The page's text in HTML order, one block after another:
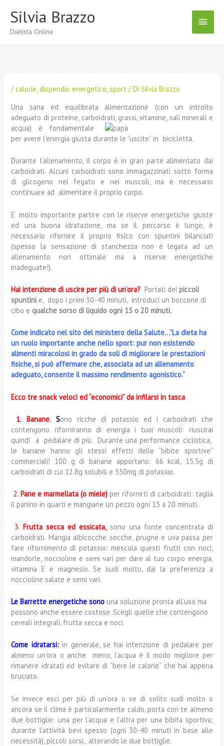
contenuto
Silvia Brazzo
Dietista Online
Menu
/calorie,dispendio energetico,sport / DiSilvia Brazzo
Una sana ed equilibrata alimentazione (con un introito
adeguato di proteine, carboidrati, grassi, vitamine, sali minerali e
acqua) è fondamentale
per avere l’energia giusta durante le “uscite” in bicicletta.
Durante l’allenamento, il corpo è in gran parte alimentato dai
carboidrati. Alcuni carboidrati sono immagazzinati sotto forma
di glicogeno nel fegato e nei muscoli, ma è necessario
continuare ad alimentare il proprio corpo.
E’ molto importante partire con le riserve energetiche giuste
ed una buona idratazione, ma se il percorso è lungo, è
necessario rifornire il proprio fisico con spuntini bilanciati
(spesso la sensazione di stanchezza non è legata ad un
allenamento non ottimale ma a riserve energetiche
inadeguate!).
Hai intenzione di uscire per più di un’ora? Portati deipiccoli
spuntini e, dopo i primi 30-40 minuti, introduci un boccone di
cibo e qualche sorso di liquido ogni 15 o 20 minuti.
Come indicato nel sito del ministero della Salute…”La dieta ha
un ruolo importante anche nello sport: pur non esistendo
alimenti miracolosi in grado da soli di migliorare le prestazioni
fisiche, si può affermare che, associata ad un allenamento
adeguato, consente il massimo rendimento agonistico.”
Ecco tre snack veloci ed “economici”da infilarsi in tasca
1. Banane. Sono ricche di potassio ed i carboidrati che
contengono riforniranno di energia i tuoi muscoli: riuscirai
quindi a pedalare di più. Durante una performance ciclistica,
le banane hanno gli stessi effetti delle “bibite sportive”
commerciali! 100 g di banane apportano: 66 kcal, 15.5g di
carboidrati di cui 12.8g solubili e 350mg di potassio.
2. Pane e marmellata (o miele) per rifornirti di carboidrati: taglia
il panino in quarti e mangiane un pezzo ogni 15 a 20 minuti.
3.Frutta secca ed essicata,sono una fonte concentrata di
carboidrati. Mangia albicocche secche, prugne e uva passa per
fare rifornimento di potassio: mescola questi frutti con noci,
mandorle, noccioline e semi vari per dare al tuo corpo energia,
vitamina E e magnesio. Se sudi molto, dai la preferenza a
noccioline salate e semi vari.
Le Barrette energetiche sonouna soluzione pronta all’uso ma
possono anche essere costose. Scegli quelle che contengono
cereali integrali, frutta secca e noci.
Come idratarsi: in generale, se hai intenzione di pedalare per
almeno un’ora o anche meno, l’acqua è il modo migliore per
rimanere idratati ed evitare di “bere le calorie” che hai appena
bruciato.
Se invece esci per più di un’ora o se di solito sudi molto o
ancora se il clima è particolarmente caldo, porta con te almeno
due bottiglie: una per l’acqua e l’altra per una bibita sportiva;
durante l’attività bevi spesso (ogni 30-40 minuti in base alle
necessità), piccoli sorsi, alterando le due bottiglie.